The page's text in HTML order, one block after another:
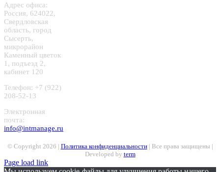
Адрес офиса:
Россия, 624022,
Свердловская
область, город
Сысерть,
микрорайон
Каменный цветок
1, подъезд 2,
кабинет 120
Телефон: +7 (922)
208-52-13
Электронная
почта:
info@intmanage.ru
© Copyright 2026 | Политика конфиденциальности| Все права защищены |
Developed by term
Page load link